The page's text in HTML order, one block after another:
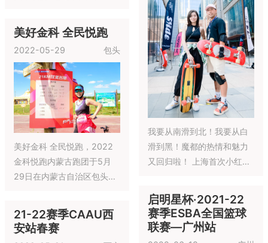
21-22赛季CAAU乌
鲁木齐站夏季赛
2022-07-23 乌鲁木齐
caau存在的目的在于打造中
国最大的青少年联赛平台，
比如说乒乓球，羽毛球，网
球，足球等等。篮球这项运
CAAU夏季联赛上海
“忆”鸣惊人—“神农草堂杯”基
层医生演讲大赛总决赛于
2022年8月6日在广州白云
山和记黄埔中药有限公司举
行~~~
21-22赛季CAAU贵
阳站夏季赛